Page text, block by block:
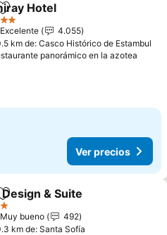
Agregar a favoritos
Hotel
Excelente
4.055
km de: Casco Histórico de Estambul
panorámico en la azotea
Ver precios
Agregar a favoritos
Design & Suite
Muy bueno
492
km de: Santa Sofía